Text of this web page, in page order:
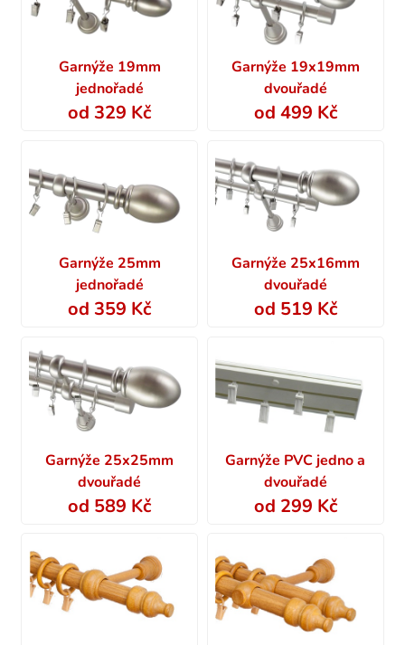
Garnýže 19mm
jednořadé
od 329 Kč
Garnýže 19x19mm
dvouřadé
od 499 Kč
Garnýže 25mm
jednořadé
od 359 Kč
Garnýže 25x16mm
dvouřadé
od 519 Kč
Garnýže 25x25mm
dvouřadé
od 589 Kč
Garnýže PVC jedno a
dvouřadé
od 299 Kč